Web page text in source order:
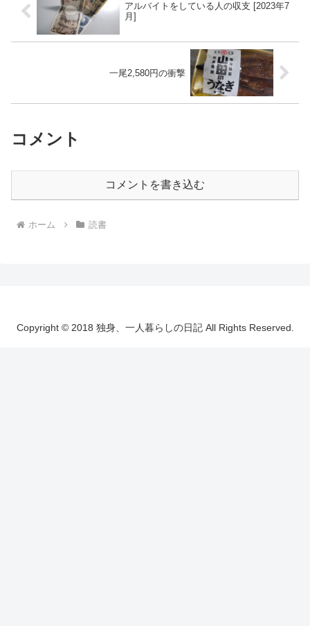
アルバイトをしている人の収支 [2023年7
月]
一尾2,580円の衝撃
コメント
コメントを書き込む
ホーム 読書
Copyright © 2018 独身、一人暮らしの日記 All Rights Reserved.